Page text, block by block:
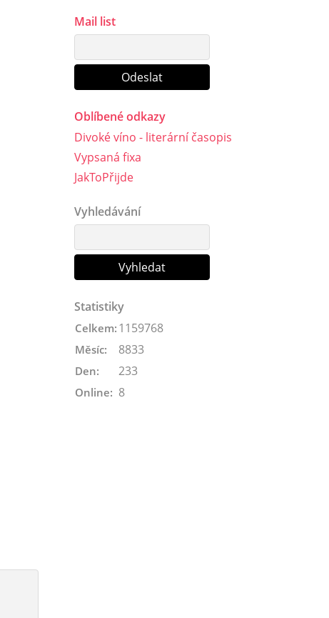
Mail list
Oblíbené odkazy
Divoké víno - literární časopis
Vypsaná fixa
JakToPřijde
Vyhledávání
Statistiky
Online: 8
Celkem: 1159768
Měsíc: 8833
Den: 233